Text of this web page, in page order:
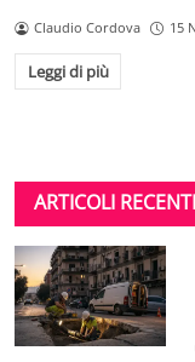
Claudio Cordova 15
Leggi di più
ARTICOLI RECENTI